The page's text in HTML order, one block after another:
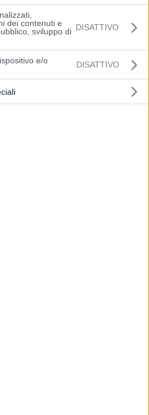
dei contenuti e
sviluppo di DISATTIVO
e/o
DISATTIVO
cause del sinistro da parte dei
intervenuti per i rilievi.
Articolo successivo